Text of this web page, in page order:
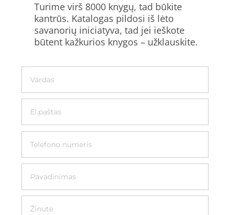
Turime virš 8000 knygų, tad būkite
kantrūs. Katalogas pildosi iš lėto
savanorių iniciatyva, tad jei ieškote
būtent kažkurios knygos – užklauskite.